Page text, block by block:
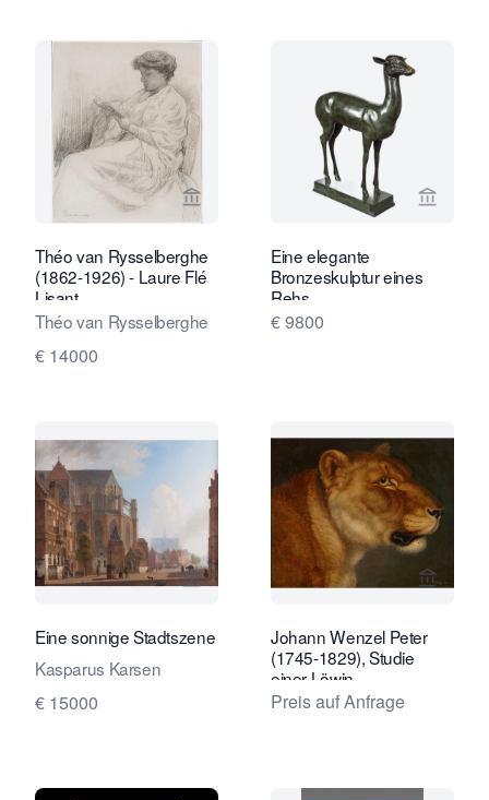
Verkaeuferseite von Daatselaar Fine
Théo van Rysselberghe
(1862-1926) - Laure Flé
Lisant
Théo van Rysselberghe
€ 14000
Eine elegante
Bronzeskulptur eines
Rehs
€ 9800
Verkaeuferseite von Daatselaar Fine
Eine sonnige Stadtszene
Kasparus Karsen
€ 15000
Johann Wenzel Peter
(1745-1829), Studie
einer Löwin
Preis auf Anfrage